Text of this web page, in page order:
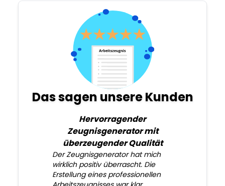
Das sagen unsere Kunden
Hervorragender
Zeugnisgenerator mit
überzeugender Qualität
Der Zeugnisgenerator hat mich
wirklich positiv überrascht. Die
Erstellung eines professionellen